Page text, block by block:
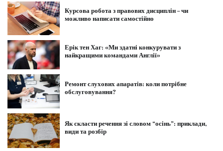
Курсова робота з правових дисциплін – чи
можливо написати самостійно
Ерік тен Хаг: «Ми здатні конкурувати з
найкращими командами Англії»
Ремонт слухових апаратів: коли потрібне
обслуговування?
Як скласти речення зі словом “осінь”: приклади,
види та розбір